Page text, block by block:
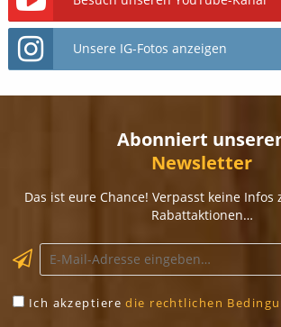
Unsere IG-Fotos anzeigen
Abonniert
Newsletter
Das ist eure Chance! Verpasst keine Infos
Rabattaktionen…
Ich akzeptieredie rechtlichen